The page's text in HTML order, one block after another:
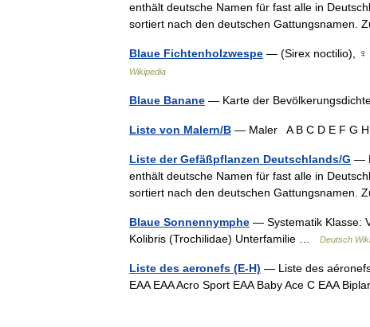
enthält deutsche Namen für fast alle in
sortiert nach den deutschen
Blaue Fichtenholzwespe — (Sirex noctilio), ♀
Wikipedia
Blaue Banane — Karte der
Liste von Malern/B — Maler A B C D E F G
Liste der Gefäßpflanzen Deutschlands/G —
enthält deutsche Namen für fast alle in
sortiert nach den deutschen
Blaue Sonnennymphe — Systematik Klasse:
Kolibris (Trochilidae) Unterfamilie …
Deutsch
Liste des aeronefs (E-H) — Liste des
EAA EAA Acro Sport EAA Baby Ace C EAA